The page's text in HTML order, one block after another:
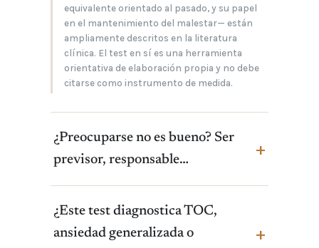
equivalente orientado al pasado, y su papel
en el mantenimiento del malestar— están
ampliamente descritos en la literatura
clínica. El test en sí es una herramienta
orientativa de elaboración propia y no debe
citarse como instrumento de medida.
¿Preocuparse no es bueno? Ser
previsor, responsable…
¿Este test diagnostica TOC,
ansiedad generalizada o